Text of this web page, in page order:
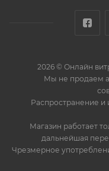
2026 © Онлайн
Мы не продаем
Распространение и
Магазин работает
дальнейшая
Чрезмерное